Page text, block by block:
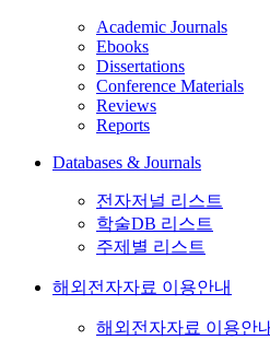
Academic Journals
Ebooks
Dissertations
Conference Materials
Reviews
Reports
Databases & Journals
전자저널 리스트
학술DB 리스트
주제별 리스트
해외전자자료 이용안내
해외전자자료 이용안